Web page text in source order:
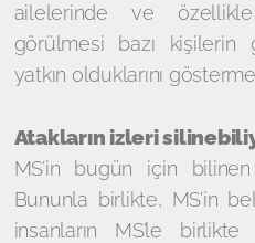
ailelerinde ve
görülmesi bazı kişilerin
yatkın olduklarını
Atakların izleri
MS’in bugün için
Bununla birlikte, MS’in
insanların MS’le